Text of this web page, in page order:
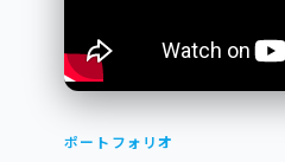
ポートフォリオ